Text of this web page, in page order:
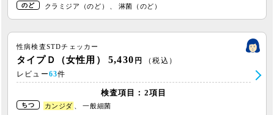
のど クラミジア（のど） 淋菌（のど）
性病検査STDチェッカー
タイプＤ（女性用） 5,430 円
（税込）
レビュー63件
検査項目：2項目
ちつ カンジダ 一般細菌